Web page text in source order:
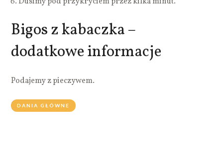
Bigos z kabaczka –
dodatkowe informacje
Podajemy z pieczywem.
DANIA GŁÓWNE